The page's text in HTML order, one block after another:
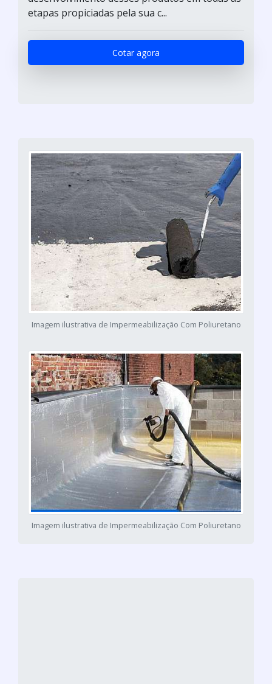
etapas propiciadas pela sua c...
Cotar agora
Imagem ilustrativa de Impermeabilização Com Poliuretano
Imagem ilustrativa de Impermeabilização Com Poliuretano